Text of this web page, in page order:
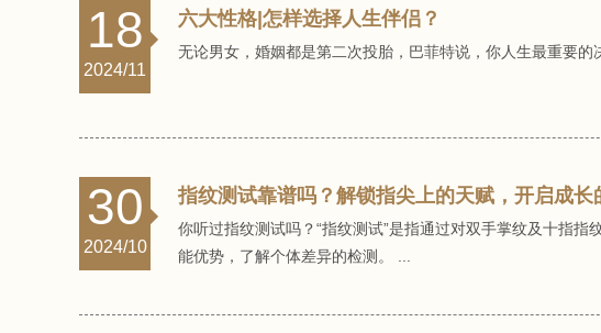
18
2024/11
六大性格|怎样选择人生伴侣？
无论男女，婚姻都是第二次投胎，巴菲特说，你人生最重要
30
2024/10
指纹测试靠谱吗？解锁指尖上的天赋，开启成长
你听过指纹测试吗？“指纹测试”是指通过对双手掌纹及十指
能优势，了解个体差异的检测。 ...